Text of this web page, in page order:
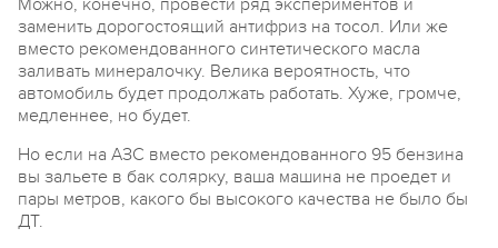
Можно, конечно, провести ряд экспериментов и
заменить дорогостоящий антифриз на тосол. Или же
вместо рекомендованного синтетического масла
заливать минералочку. Велика вероятность, что
автомобиль будет продолжать работать. Хуже, громче,
медленнее, но будет.
Но если на АЗС вместо рекомендованного 95 бензина
вы зальете в бак солярку, ваша машина не проедет и
пары метров, какого бы высокого качества не было бы
ДТ.